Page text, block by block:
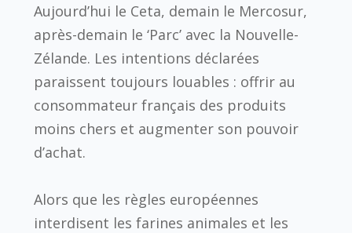
Aujourd’hui le Ceta, demain le Mercosur,
après-demain le ‘Parc’ avec la Nouvelle-
Zélande. Les intentions déclarées
paraissent toujours louables : offrir au
consommateur français des produits
moins chers et augmenter son pouvoir
d’achat.
Alors que les règles européennes
interdisent les farines animales et les